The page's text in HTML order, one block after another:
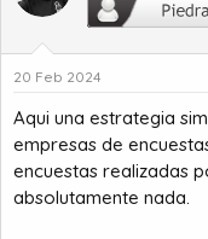
r
e
m
a
a
e
c
i
20 Feb 2024
Aqui una estrategia
empresas de
encuestas realizadas
absolutamente nada.